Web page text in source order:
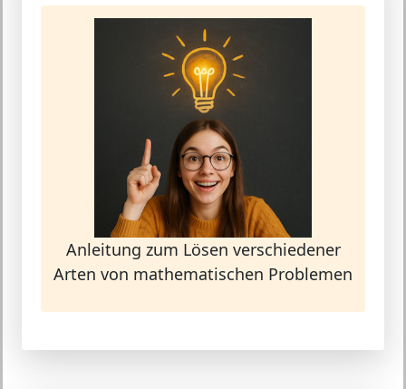
Anleitung zum Lösen verschiedener
Arten von mathematischen Problemen